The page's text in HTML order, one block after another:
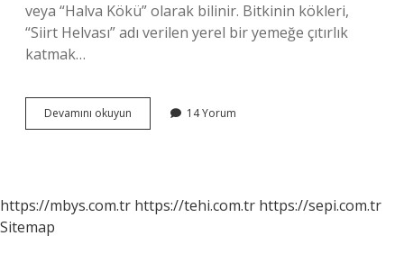
veya “Halva Kökü” olarak bilinir. Bitkinin kökleri,
“Siirt Helvası” adı verilen yerel bir yemeğe çıtırlık
katmak…
Devamını okuyun
Kökü
14 Yorum
https://mbys.com.tr https://tehi.com.tr https://sepi.com.tr
Sitemap